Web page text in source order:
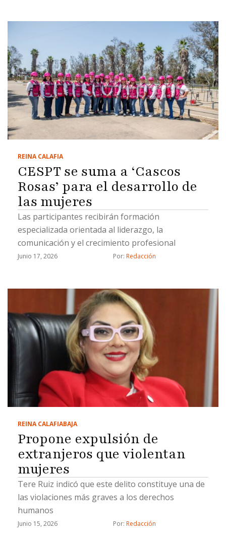
REINA CALAFIA
CESPT se suma a ‘Cascos
Rosas’ para el desarrollo de
las mujeres
Las participantes recibirán formación
especializada orientada al liderazgo, la
comunicación y el crecimiento profesional
Junio 17, 2026 Por: Redacción
REINA CALAFIABAJA
Propone expulsión de
extranjeros que violentan
mujeres
Tere Ruiz indicó que este delito constituye una de
las violaciones más graves a los derechos
humanos
Junio 15, 2026 Por: Redacción